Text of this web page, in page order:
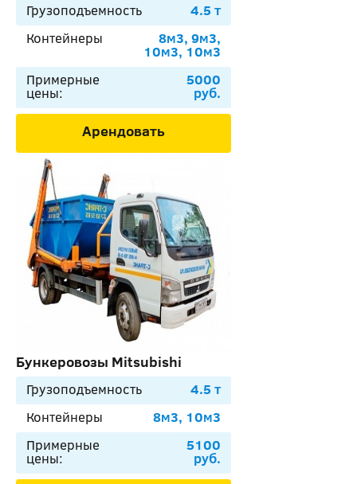
Грузоподъемность
4.5 т
Контейнеры
8м3, 9м3,
10м3, 10м3
Примерные
цены:
5000
руб.
Арендовать
Бункеровозы Mitsubishi
Грузоподъемность
4.5 т
Контейнеры
8м3, 10м3
Примерные
цены:
5100
руб.